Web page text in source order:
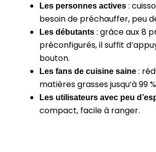
Les personnes actives :
besoin de préchauffer, peu
Les débutants : grâce aux 8
préconfigurés, il suffit
bouton.
Les fans de cuisine saine :
matières grasses jusqu’à 99
Les utilisateurs avec peu
compact, facile à ranger.